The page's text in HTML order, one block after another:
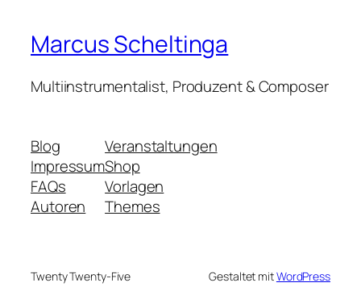
Marcus Scheltinga
Multiinstrumentalist, Produzent & Composer
Blog
Impressum
FAQs
Autoren
Veranstaltungen
Shop
Vorlagen
Themes
Twenty Twenty-Five Gestaltet mitWordPress